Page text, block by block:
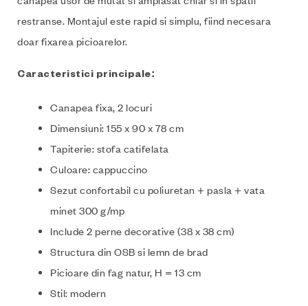
restranse. Montajul este rapid si simplu, fiind necesara
doar fixarea picioarelor.
Caracteristici principale:
Canapea fixa, 2 locuri
Dimensiuni: 155 x 90 x 78 cm
Tapiterie: stofa catifelata
Culoare: cappuccino
Sezut confortabil cu poliuretan + pasla + vata
minet 300 g/mp
Include 2 perne decorative (38 x 38 cm)
Structura din OSB si lemn de brad
Picioare din fag natur, H = 13 cm
Stil: modern